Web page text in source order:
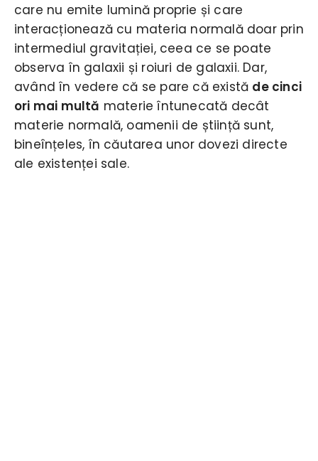
care nu emite lumină proprie și care
interacționează cu materia normală doar prin
intermediul gravitației, ceea ce se poate
observa în galaxii și roiuri de galaxii. Dar,
având în vedere că se pare că există de cinci
ori mai multă materie întunecată decât
materie normală, oamenii de știință sunt,
bineînțeles, în căutarea unor dovezi directe
ale existenței sale.